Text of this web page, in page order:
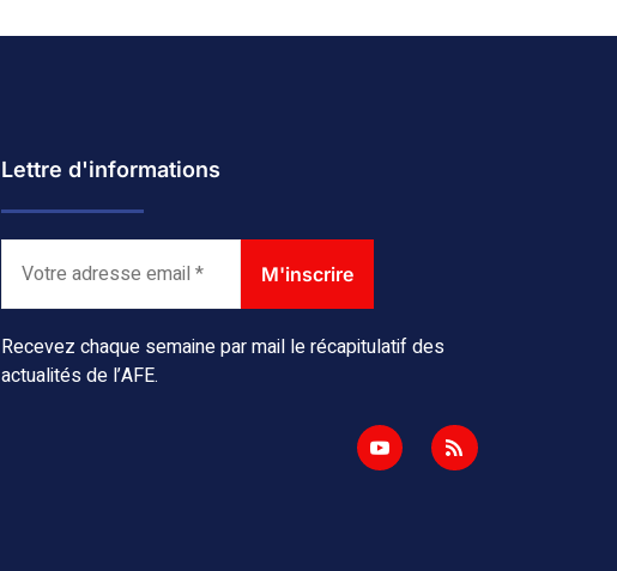
Lettre d'informations
Recevez chaque semaine par mail le récapitulatif des
actualités de l’AFE.